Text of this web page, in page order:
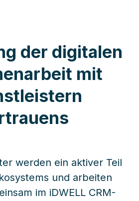
der digitalen
mit
werden ein aktiver Teil
und arbeiten
im iDWELL CRM-